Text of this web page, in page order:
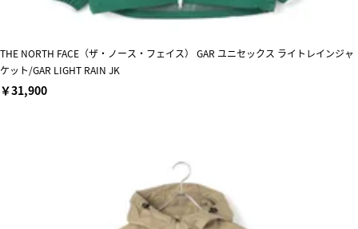
THE NORTH FACE（ザ・ノース・フェイス） GAR ユニセックス ライトレインジャ
ケット/GAR LIGHT RAIN JK
￥31,900